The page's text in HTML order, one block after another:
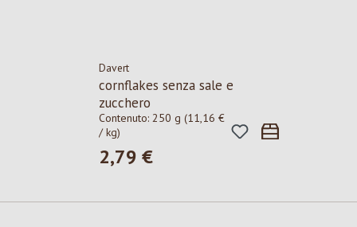
Davert
cornflakes senza sale e
zucchero
Contenuto: 250 g (11,16 €
/ kg)
Prezzo normale:
2,79 €